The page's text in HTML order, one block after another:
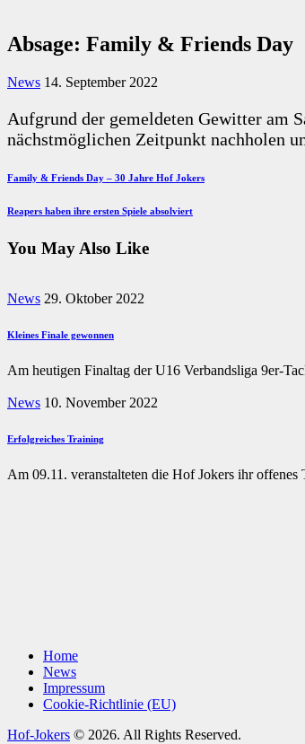
Absage: Family & Friends Day
News 14. September 2022
Aufgrund der gemeldeten Gewitter am
nächstmöglichen Zeitpunkt nachholen
Beitragsnavigation
Previous
Family & Friends Day – 30 Jahre Hof Jokers
Next
Reapers haben ihre ersten Spiele absolviert
You May Also Like
News 29. Oktober 2022
Kleines Finale gewonnen
Am heutigen Finaltag der U16 Verbandsliga 9er-
News 10. November 2022
Erfolgreiches Training
Am 09.11. veranstalteten die Hof Jokers ihr
Home
News
Impressum
Cookie-Richtlinie (EU)
Hof-Jokers © 2026. All Rights Reserved.